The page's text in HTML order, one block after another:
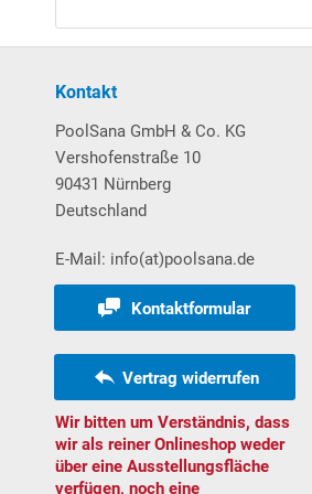
Bodenprofilschienen sind
Download
Poolleiter
sowie 1 mittigen Plattform.
Max. Belastbarkeit: 130 kg
Auch bei Teileinbau
einfach mit einer
gereinigt worden sind,
Filtersystem
Kontakt
PoolSana GmbH & Co. KG
Vershofenstraße 10
90431 Nürnberg
Deutschland
E-Mail: info(at)poolsana.de
Kontaktformular
Vertrag widerrufen
Wir bitten um Verständnis, dass
wir als reiner Onlineshop weder
über eine Ausstellungsfläche
verfügen, noch eine